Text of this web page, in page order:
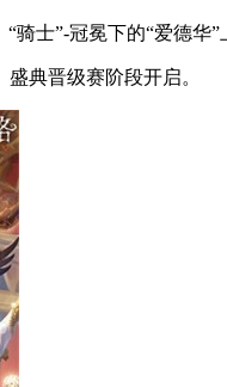
士”-冠冕下的“爱德华”
典晋级赛阶段开启。